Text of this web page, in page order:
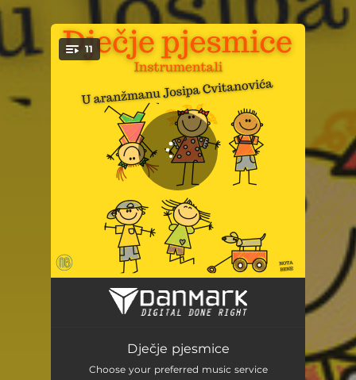
You're all set!
11
Bubamara
Dječja igraDječje pjesmice
Choose your preferred music service
.